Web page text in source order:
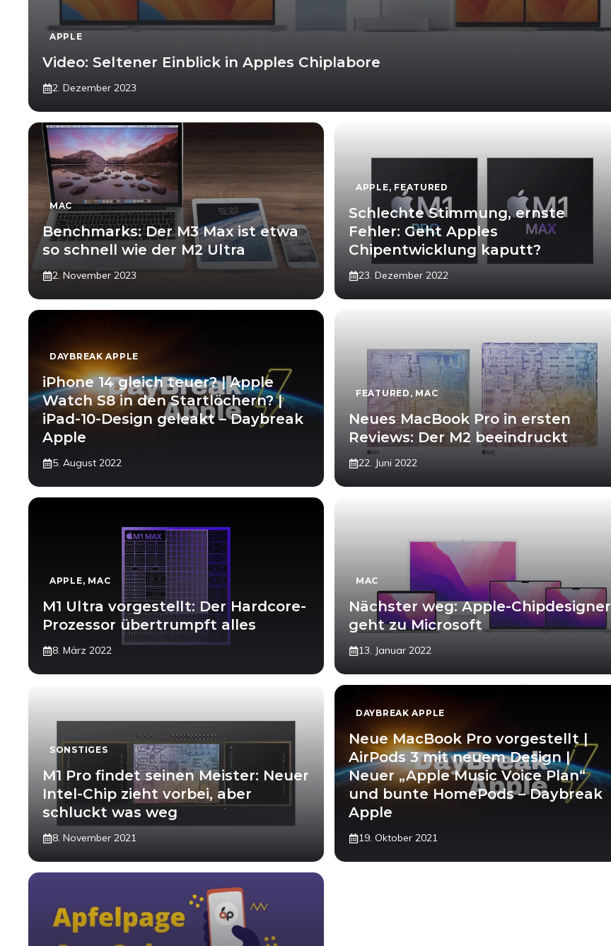
APPLE
Video: Seltener Einblick in Apples Chiplabore
2. Dezember 2023
MAC
Benchmarks: Der M3 Max ist etwa
so schnell wie der M2 Ultra
2. November 2023
APPLE, FEATURED
Schlechte Stimmung, ernste
Fehler: Geht Apples
Chipentwicklung kaputt?
23. Dezember 2022
DAYBREAK APPLE
iPhone 14 gleich teuer? | Apple
Watch S8 in den Startlöchern? |
iPad-10-Design geleakt – Daybreak
Apple
5. August 2022
FEATURED ,MAC
Neues MacBook Pro in ersten
Reviews: Der M2 beeindruckt
22. Juni 2022
APPLE, MAC
M1 Ultra vorgestellt: Der Hardcore-
Prozessor übertrumpft alles
8. März 2022
MAC
Nächster weg: Apple-Chipdesigner
geht zu Microsoft
13. Januar 2022
SONSTIGES
M1 Pro findet seinen Meister: Neuer
Intel-Chip zieht vorbei, aber
schluckt was weg
8. November 2021
DAYBREAK APPLE
Neue MacBook Pro vorgestellt |
AirPods 3 mit neuem Design |
Neuer „Apple Music Voice Plan“
und bunte HomePods – Daybreak
Apple
19. Oktober 2021